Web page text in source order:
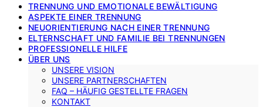
TRENNUNG UND EMOTIONALE BEWÄLTIGUNG
ASPEKTE EINER TRENNUNG
NEUORIENTIERUNG NACH EINER TRENNUNG
ELTERNSCHAFT UND FAMILIE BEI TRENNUNGEN
PROFESSIONELLE HILFE
ÜBER UNS
UNSERE VISION
UNSERE PARTNERSCHAFTEN
FAQ – HÄUFIG GESTELLTE FRAGEN
KONTAKT